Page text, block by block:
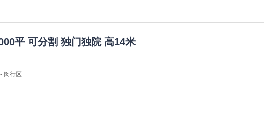
平 可分割 独门独院 高14米
闵行区